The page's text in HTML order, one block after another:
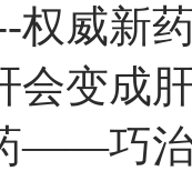
权威新
会变成
——巧